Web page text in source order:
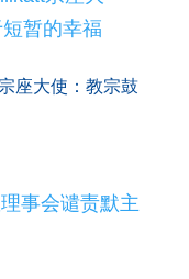
座大使：教宗鼓